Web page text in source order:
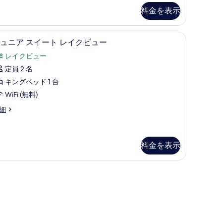
料金を表示
ジュニア スイート レイクビュー | 高級寝具
4 ニア スイート レイクビュー
レイクビュー
定員 2 名
キングベッド 1 台
WiFi (無料)
料金を表示